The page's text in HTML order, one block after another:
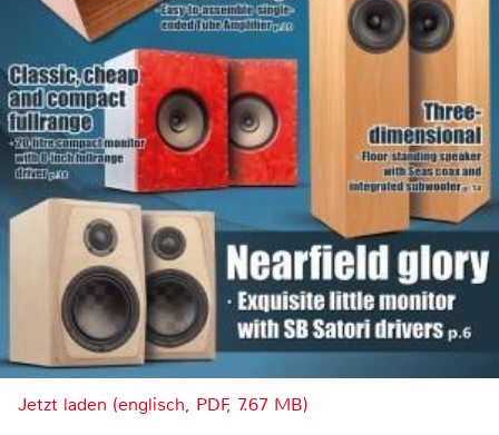
Jetzt laden (englisch, PDF, 7.67 MB)